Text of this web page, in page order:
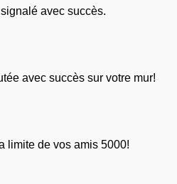
avec succès.
avec succès sur votre mur!
limite de vos amis 5000!